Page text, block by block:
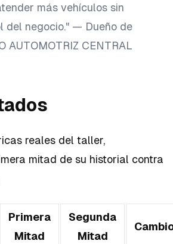
más vehículos sin
del negocio." — Dueño de
AUTOMOTRIZ CENTRAL
reales del taller,
mitad de su historial contra
Primera
Mitad
Segunda
Mitad